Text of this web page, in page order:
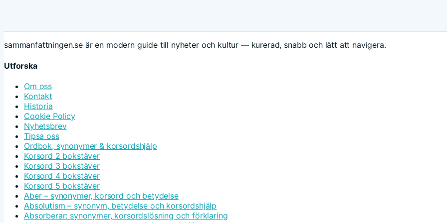
sammanfattningen.se är en modern guide till nyheter och kultur — kurerad, snabb och lätt att navigera.
Utforska
Om oss
Kontakt
Historia
Cookie Policy
Nyhetsbrev
Tipsa oss
Ordbok, synonymer & korsordshjälp
Korsord 2 bokstäver
Korsord 3 bokstäver
Korsord 4 bokstäver
Korsord 5 bokstäver
Aber – synonymer, korsord och betydelse
Absolutism – synonym, betydelse och korsordshjälp
Absorberar: synonymer, korsordslösning och förklaring